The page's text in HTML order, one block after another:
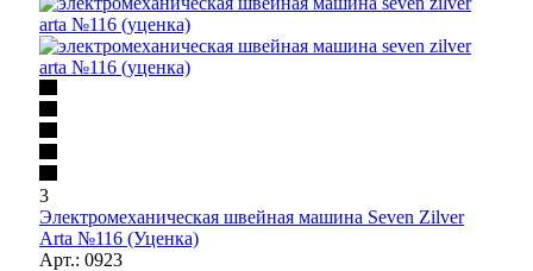
3
Электромеханическая швейная машина Seven Zilver
Arta №116 (Уценка)
Арт.: 0923